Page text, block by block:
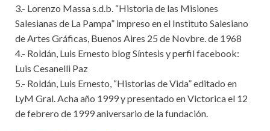
3.- Lorenzo Massa s.d.b. “Historia de las Misiones
Salesianas de La Pampa” impreso en el Instituto Salesiano
de Artes Gráficas, Buenos Aires 25 de Novbre. de 1968
4.- Roldán, Luis Ernesto blog Síntesis y perfil facebook:
Luis Cesanelli Paz
5.- Roldán, Luis Ernesto, “Historias de Vida” editado en
LyM Gral. Acha año 1999 y presentado en Victorica el 12
de febrero de 1999 aniversario de la fundación.